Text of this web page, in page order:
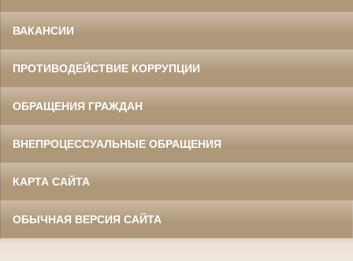
ВАКАНСИИ
ПРОТИВОДЕЙСТВИЕ КОРРУПЦИИ
ОБРАЩЕНИЯ ГРАЖДАН
ВНЕПРОЦЕССУАЛЬНЫЕ ОБРАЩЕНИЯ
КАРТА САЙТА
ОБЫЧНАЯ ВЕРСИЯ САЙТА